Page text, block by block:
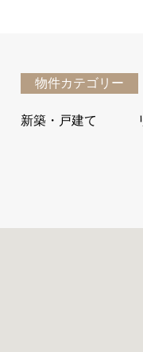
物件カテゴリー
新築・戸建て